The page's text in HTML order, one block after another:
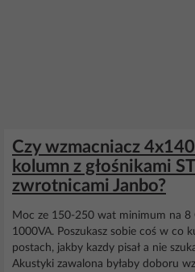
Czy wzmacniacz
kolumn z głośnikami
zwrotnicami Janbo?
Moc ze 150-250 wat minimum na 8
1000VA. Poszukasz sobie coś w co
postach, jakby kazdy pisał a nie
Akustyki zawalona byłaby doboru